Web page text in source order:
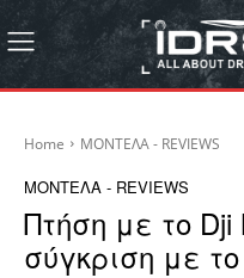
Home ΜΟΝΤΕΛΑ - REVIEWS
ΜΟΝΤΕΛΑ - REVIEWS
Πτήση με το Dji
σύγκριση με